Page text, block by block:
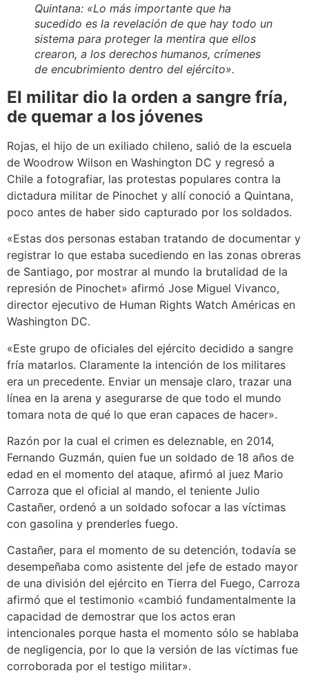
Quintana: «Lo más importante que ha
sucedido es la revelación de que hay todo un
sistema para proteger la mentira que ellos
crearon, a los derechos humanos, crímenes
de encubrimiento dentro del ejército».
El militar dio la orden a sangre fría,
de quemar a los jóvenes
Rojas, el hijo de un exiliado chileno, salió de la escuela
de Woodrow Wilson en Washington DC y regresó a
Chile a fotografiar, las protestas populares contra la
dictadura militar de Pinochet y allí conoció a Quintana,
poco antes de haber sido capturado por los soldados.
«Estas dos personas estaban tratando de documentar y
registrar lo que estaba sucediendo en las zonas obreras
de Santiago, por mostrar al mundo la brutalidad de la
represión de Pinochet» afirmó Jose Miguel Vivanco,
director ejecutivo de Human Rights Watch Américas en
Washington DC.
«Este grupo de oficiales del ejército decidido a sangre
fría matarlos. Claramente la intención de los militares
era un precedente. Enviar un mensaje claro, trazar una
línea en la arena y asegurarse de que todo el mundo
tomara nota de qué lo que eran capaces de hacer».
Razón por la cual el crimen es deleznable, en 2014,
Fernando Guzmán, quien fue un soldado de 18 años de
edad en el momento del ataque, afirmó al juez Mario
Carroza que el oficial al mando, el teniente Julio
Castañer, ordenó a un soldado sofocar a las víctimas
con gasolina y prenderles fuego.
Castañer, para el momento de su detención, todavía se
desempeñaba como asistente del jefe de estado mayor
de una división del ejército en Tierra del Fuego, Carroza
afirmó que el testimonio «cambió fundamentalmente la
capacidad de demostrar que los actos eran
intencionales porque hasta el momento sólo se hablaba
de negligencia, por lo que la versión de las víctimas fue
corroborada por el testigo militar».